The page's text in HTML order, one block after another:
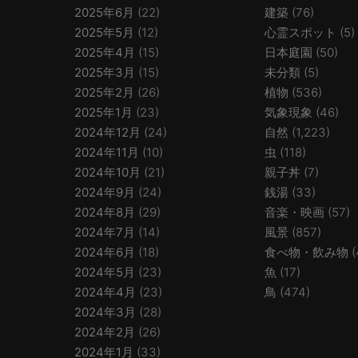
2025年6月 (22)
2025年5月 (12)
2025年4月 (15)
2025年3月 (15)
2025年2月 (26)
2025年1月 (23)
2024年12月 (24)
2024年11月 (10)
2024年10月 (21)
2024年9月 (24)
2024年8月 (29)
2024年7月 (14)
2024年6月 (18)
2024年5月 (23)
2024年4月 (23)
2024年3月 (28)
2024年2月 (26)
2024年1月 (33)
建築 (76)
心霊スポット (5)
日本庭園 (50)
未分類 (5)
植物 (536)
気象現象 (46)
自然 (1,223)
虫 (118)
親子丼 (7)
銭湯 (33)
音楽・映画 (57)
風景 (857)
食べ物・飲み物
魚 (17)
鳥 (474)